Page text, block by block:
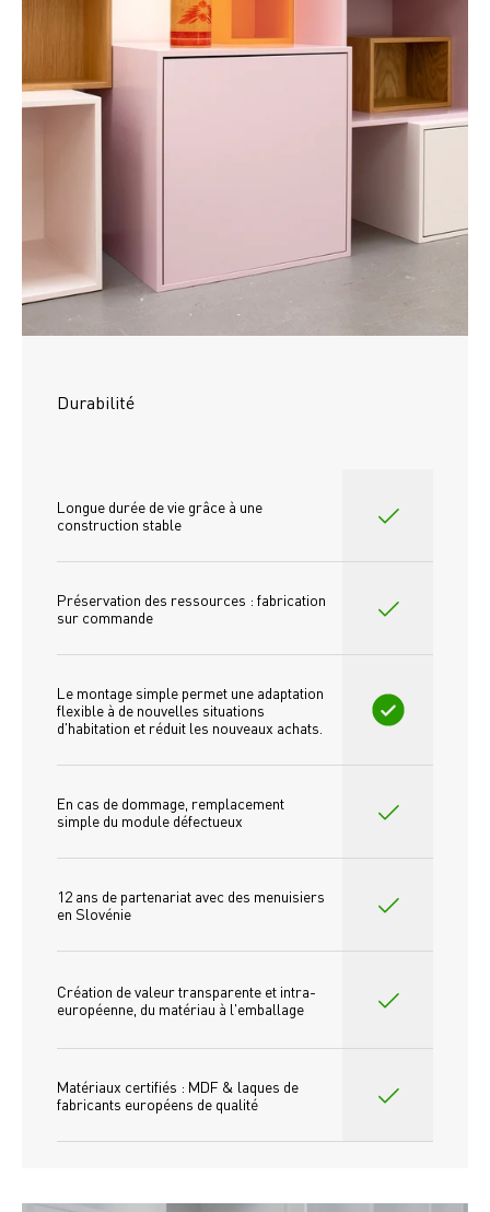
Durabilité
Longue durée de vie grâce à une
construction stable
Préservation des ressources : fabrication
sur commande
Le montage simple permet une adaptation
flexible à de nouvelles situations
d'habitation et réduit les nouveaux achats.
En cas de dommage, remplacement
simple du module défectueux
12 ans de partenariat avec des menuisiers
en Slovénie
Création de valeur transparente et intra-
européenne, du matériau à l'emballage
Matériaux certifiés : MDF & laques de
fabricants européens de qualité